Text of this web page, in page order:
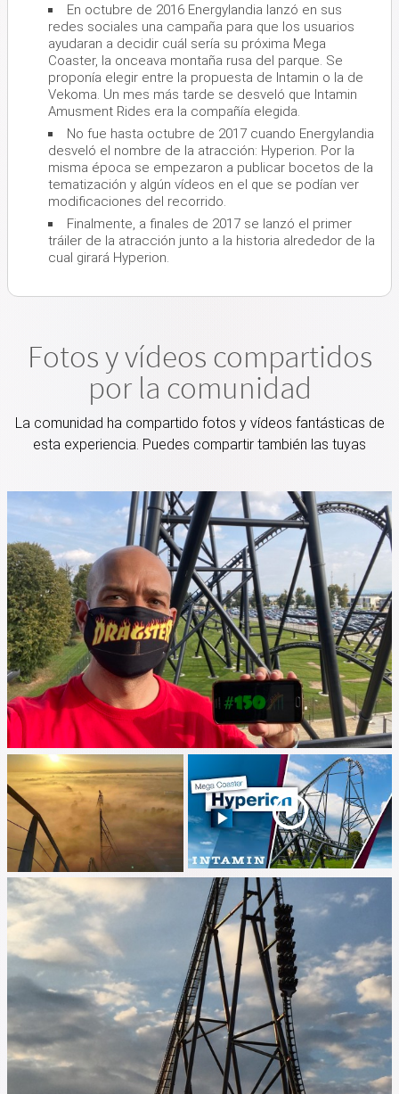
En octubre de 2016 Energylandia lanzó en sus
redes sociales una campaña para que los usuarios
ayudaran a decidir cuál sería su próxima Mega
Coaster, la onceava montaña rusa del parque. Se
proponía elegir entre la propuesta de Intamin o la de
Vekoma. Un mes más tarde se desveló que Intamin
Amusment Rides era la compañía elegida.
No fue hasta octubre de 2017 cuando Energylandia
desveló el nombre de la atracción: Hyperion. Por la
misma época se empezaron a publicar bocetos de la
tematización y algún vídeos en el que se podían ver
modificaciones del recorrido.
Finalmente, a finales de 2017 se lanzó el primer
tráiler de la atracción junto a la historia alrededor de la
cual girará Hyperion.
Fotos y vídeos compartidos
por la comunidad
La comunidad ha compartido fotos y vídeos fantásticas de
esta experiencia. Puedes compartir también las tuyas